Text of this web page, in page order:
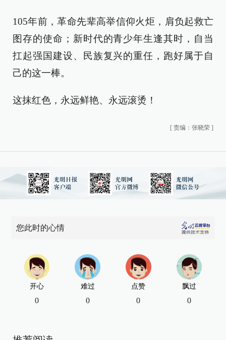
105年前，革命先辈高举信仰火炬，肩负起救亡
图存的使命；新时代的青少年生逢其时，自当
扛起强国建设、民族复兴的重任，跑好属于自
己的这一棒。
这抹红色，永远鲜艳、永远滚烫！
[ 责编：张晓荣 ]
您此时的心情
开心
0
难过
0
点赞
0
飘过
0